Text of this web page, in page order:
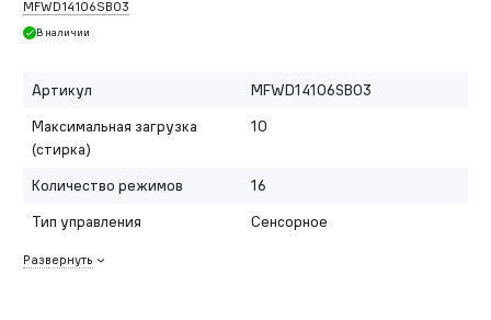
MFWD14106SB03
В наличии
Артикул
MFWD14106SB03
Максимальная загрузка
(стирка)
10
Количество режимов
16
Тип управления
Сенсорное
Развернуть